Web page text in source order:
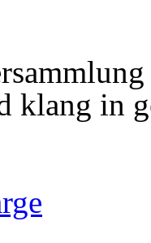
klang in